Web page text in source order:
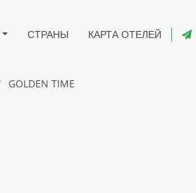
СТРАНЫ КАРТА ОТЕЛЕЙ
GOLDEN TIME